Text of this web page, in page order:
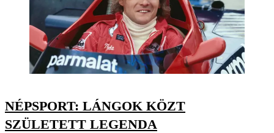
NÉPSPORT: LÁNGOK KÖZT
SZÜLETETT LEGENDA